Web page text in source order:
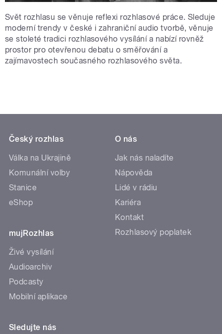
Svět rozhlasu se věnuje reflexi rozhlasové práce. Sleduje
moderní trendy v české i zahraniční audio tvorbě, věnuje
se stoleté tradici rozhlasového vysílání a nabízí rovněž
prostor pro otevřenou debatu o směřování a
zajímavostech současného rozhlasového světa.
Český rozhlas
Válka na Ukrajině
Komunální volby
Stanice
eShop
mujRozhlas
Živé vysílání
Audioarchiv
Podcasty
Mobilní aplikace
O nás
Jak nás naladíte
Nápověda
Lidé v rádiu
Kariéra
Kontakt
Rozhlasový poplatek
Sledujte nás